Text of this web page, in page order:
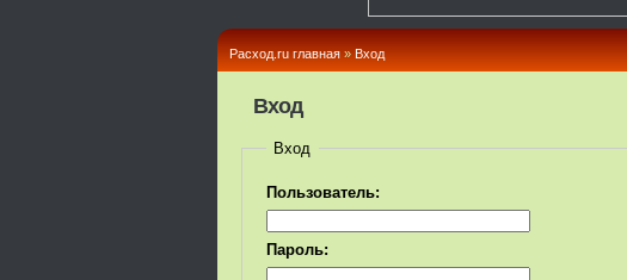
Расход.ru главная » Вход
Вход
Вход
Пользователь:
Пароль: